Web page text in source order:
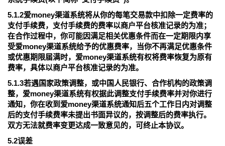
5.1.2爱money渠道系统将从你的每笔交易款中扣除一定费率的
支付手续费，支付手续费的费率以商户平台核准记录的为准；
在合作过程中，你可能因满足相关优惠条件而在一定期限内享
受爱money渠道系统给予的优惠费率，当你不再满足优惠条件
或优惠期限届满时，爱money渠道系统有权将费率恢复为原有
费率，具体以商户平台核准记录的为准。
5.1.3若遇国家政策调整，或中国人民银行、合作机构的政策调
整，爱money渠道系统有权据此调整支付手续费率并对你进行
通知，你在收到爱money渠道系统通知后五个工作日内对调整
后的支付手续费率未提出书面异议的，按调整后的费率执行。
双方无法就费率变更达成一致意见的，可终止本协议。
5.2误差